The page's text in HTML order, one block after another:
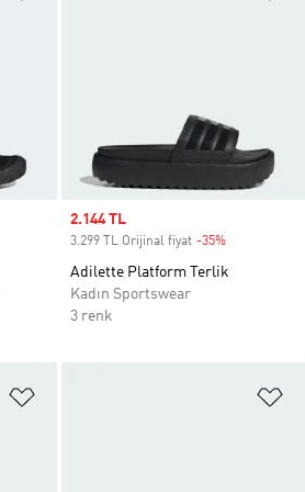
Sale price
2.144 TL
3.299 TL Orijinal fiyat -35%
Adilette Platform Terlik
Kadın Sportswear
3 renk